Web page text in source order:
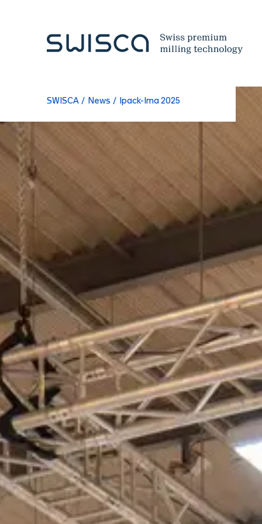
SWISCA News Ipack-Ima 2025
Unternehmen
Team
Standorte & Kontakt
News
Industrien
Mühlenindustrie
Brauerei
Bäckerei
Service
Mühlenbau
Academy & Skills
Support Center